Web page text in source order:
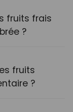
fruits frais
?
fruits
?